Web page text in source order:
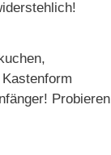
Probieren